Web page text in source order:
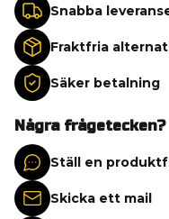
Snabba
Fraktfria
Säker betalning
Några frågetecken?
Ställ en
Skicka ett mail